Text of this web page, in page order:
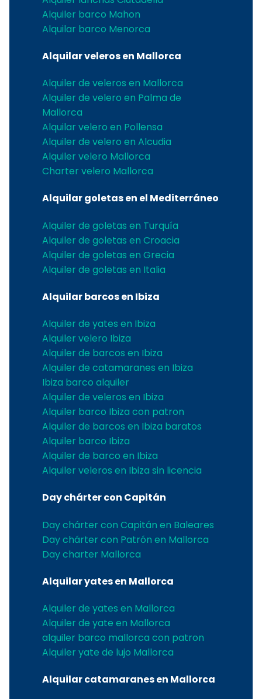
Alquiler barco Mahon
Alquilar barco Menorca
Alquilar veleros en Mallorca
Alquiler de veleros en Mallorca
Alquiler de velero en Palma de
Mallorca
Alquilar velero en Pollensa
Alquiler de velero en Alcudia
Alquiler velero Mallorca
Charter velero Mallorca
Alquilar goletas en el Mediterráneo
Alquiler de goletas en Turquía
Alquiler de goletas en Croacia
Alquiler de goletas en Grecia
Alquiler de goletas en Italia
Alquilar barcos en Ibiza
Alquiler de yates en Ibiza
Alquiler velero Ibiza
Alquiler de barcos en Ibiza
Alquiler de catamaranes en Ibiza
Ibiza barco alquiler
Alquiler de veleros en Ibiza
Alquiler barco Ibiza con patron
Alquiler de barcos en Ibiza baratos
Alquiler barco Ibiza
Alquiler de barco en Ibiza
Alquiler veleros en Ibiza sin licencia
Day chárter con Capitán
Day chárter con Capitán en Baleares
Day chárter con Patrón en Mallorca
Day charter Mallorca
Alquilar yates en Mallorca
Alquiler de yates en Mallorca
Alquiler de yate en Mallorca
alquiler barco mallorca con patron
Alquiler yate de lujo Mallorca
Alquilar catamaranes en Mallorca